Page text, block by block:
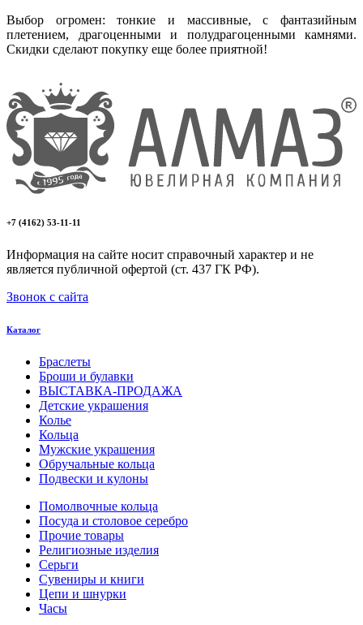
Выбор огромен: тонкие и массивные, с фантазийным
плетением, драгоценными и полудрагоценными камнями.
Скидки сделают покупку еще более приятной!
+7 (4162) 53-11-11
Информация на сайте носит справочный характер и не
является публичной офертой (ст. 437 ГК РФ).
Звонок с сайта
Каталог
Браслеты
Броши и булавки
ВЫСТАВКА-ПРОДАЖА
Детские украшения
Колье
Кольца
Мужские украшения
Обручальные кольца
Подвески и кулоны
Помолвочные кольца
Посуда и столовое серебро
Прочие товары
Религиозные изделия
Серьги
Сувениры и книги
Цепи и шнурки
Часы